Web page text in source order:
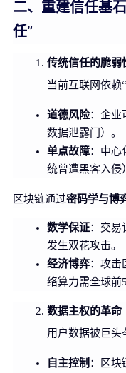
二、重建信任基
任”
传统信任的脆弱
当前互联网依赖
道德风险：企业
数据泄露门）。
单点故障：中心
统曾遭黑客入侵
区块链通过密码学与博
数学保证：交易
发生双花攻击。
经济博弈：攻击
络算力需全球前
数据主权的革命
用户数据被巨头
自主控制 ：区块